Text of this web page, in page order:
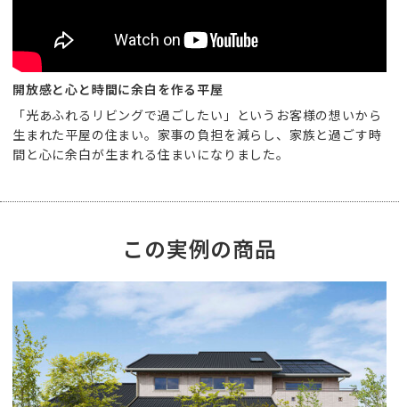
開放感と心と時間に余白を作る平屋
「光あふれるリビングで過ごしたい」というお客様の想いから
生まれた平屋の住まい。家事の負担を減らし、家族と過ごす時
間と心に余白が生まれる住まいになりました。
この実例の商品